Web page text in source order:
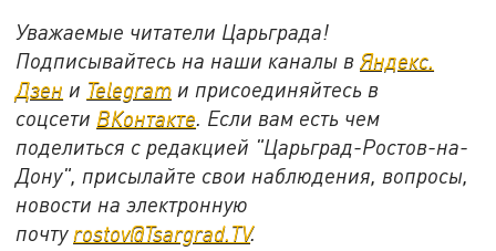
Уважаемые читатели Царьграда!
Подписывайтесь на наши каналы вЯндекс.
Дзен и Telegram и присоединяйтесь в
соцсети ВКонтакте. Если вам есть чем
поделиться с редакцией "Царьград-Ростов-на-
Дону", присылайте свои наблюдения, вопросы,
новости на электронную
почту rostov@Tsargrad.ТV.